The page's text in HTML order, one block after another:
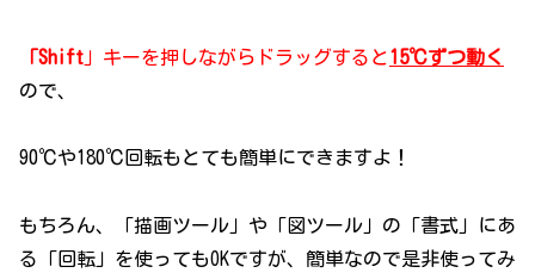
「Shift 」キーを押しながらドラッグすると15℃ずつ動く
ので、
90℃や180℃回転もとても簡単にできますよ！
もちろん、「描画ツール」や「図ツール」の「書式」にあ
る「回転」を使ってもOKですが、簡単なので是非使ってみ